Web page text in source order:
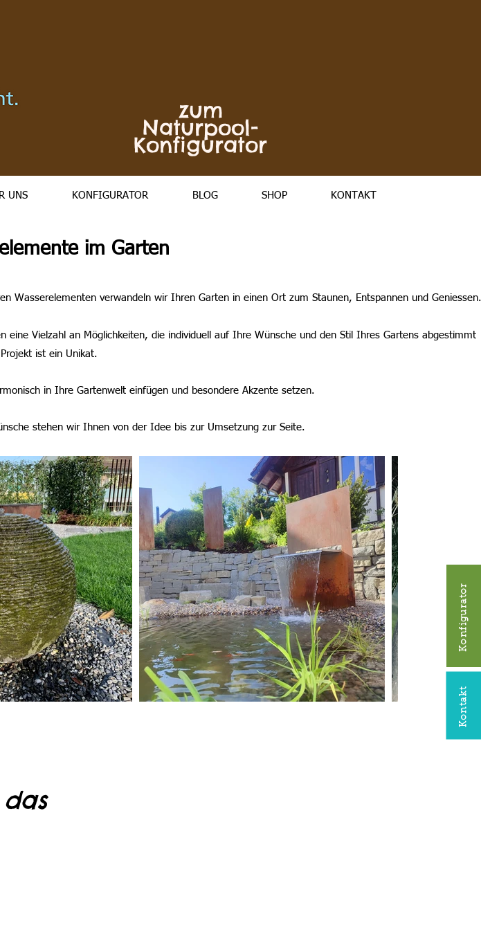
zum
Naturpool-
Konfigurator
UNS KONFIGURATOR BLOG SHOP KONTAKT
Konfigurator
Kontakt
im Garten
Wasserelementen verwandeln wir Ihren Garten in einen Ort zum Staunen, Entspannen und Geniessen.
eine Vielzahl an Möglichkeiten, die individuell auf Ihre Wünsche und den Stil Ihres Gartens abgestimmt
ist ein Unikat.
in Ihre Gartenwelt einfügen und besondere Akzente setzen.
stehen wir Ihnen von der Idee bis zur Umsetzung zur Seite.